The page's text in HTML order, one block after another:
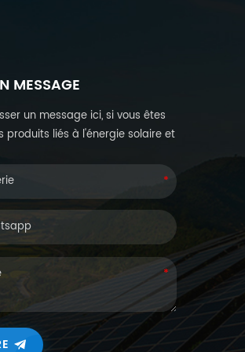
MESSAGE
un message ici, si vous êtes
produits liés à l'énergie solaire et